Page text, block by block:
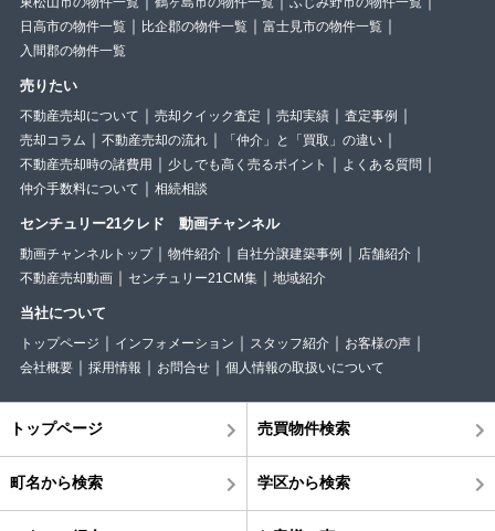
日高市の物件一覧
比企郡の物件一覧
富士見市の物件一覧
入間郡の物件一覧
売りたい
不動産売却について 売却クイック査定 売却実績
査定事例
売却コラム
不動産売却の流れ
「仲介」と「買取」の違い
不動産売却時の諸費用
少しでも高く売るポイント
よくある質問
仲介手数料について
相続相談
センチュリー21クレド 動画チャンネル
動画チャンネルトップ 物件紹介 自社分譲建築事例
店舗紹介
不動産売却動画
センチュリー21CM集 地域紹介
当社について
トップページ インフォメーション スタッフ紹介
お客様の声
会社概要
採用情報 お問合せ 個人情報の取扱いについて
トップページ 売買物件検索
町名から検索 学区から検索